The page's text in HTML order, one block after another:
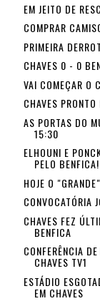
EM JEITO DE
COMPRAR
PRIMEIRA
CHAVES 0 - 0
VAI COMEÇAR O
CHAVES
AS PORTAS DO
15:30
ELHOUNI E
PELO BENFICA!
HOJE O
CONVOCATÓRIA
CHAVES FEZ
BENFICA
CONFERÊNCIA
CHAVES TV1
ESTÁDIO
EM CHAVES